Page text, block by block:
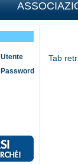
Utente
Password
Tab